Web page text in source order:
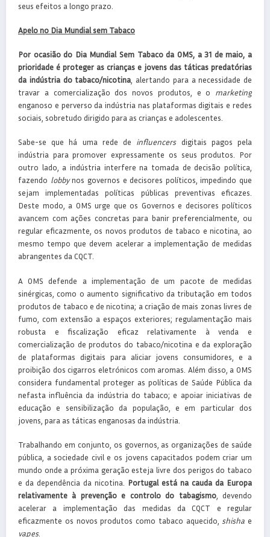
seus efeitos a longo prazo.
Apelo no Dia Mundial sem Tabaco
Por ocasião do Dia Mundial Sem Tabaco da OMS, a 31 de maio, a
prioridade é proteger as crianças e jovens das táticas predatórias
da indústria do tabaco/nicotina, alertando para a necessidade de
travar a comercialização dos novos produtos, e o marketing
enganoso e perverso da indústria nas plataformas digitais e redes
sociais, sobretudo dirigido para as crianças e adolescentes.
Sabe-se que há uma rede de influencersdigitais pagos pela
indústria para promover expressamente os seus produtos. Por
outro lado, a indústria interfere na tomada de decisão política,
fazendo lobbynos governos e decisores políticos, impedindo que
sejam implementadas políticas públicas preventivas eficazes.
Deste modo, a OMS urge que os Governos e decisores políticos
avancem com ações concretas para banir preferencialmente, ou
regular eficazmente, os novos produtos de tabaco e nicotina, ao
mesmo tempo que devem acelerar a implementação de medidas
abrangentes da CQCT.
A OMS defende a implementação de um pacote de medidas
sinérgicas, como o aumento significativo da tributação em todos
produtos de tabaco e de nicotina; a criação de mais zonas livres de
fumo, com extensão a espaços exteriores; regulamentação mais
robusta e fiscalização eficaz relativamente à venda e
comercialização de produtos do tabaco/nicotina e da exploração
de plataformas digitais para aliciar jovens consumidores, e a
proibição dos cigarros eletrónicos com aromas. Além disso, a OMS
considera fundamental proteger as políticas de Saúde Pública da
nefasta influência da indústria do tabaco; e apoiar iniciativas de
educação e sensibilização da população, e em particular dos
jovens, para as táticas enganosas da indústria.
Trabalhando em conjunto, os governos, as organizações de saúde
pública, a sociedade civil e os jovens capacitados podem criar um
mundo onde a próxima geração esteja livre dos perigos do tabaco
e da dependência da nicotina. Portugal está na cauda da Europa
relativamente à prevenção e controlo do tabagismo, devendo
acelerar a implementação das medidas da CQCT e regular
eficazmente os novos produtos como tabaco aquecido, shisha e
vapes.